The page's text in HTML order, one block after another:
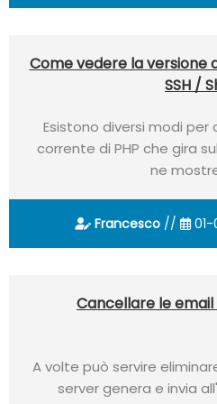
Come vedere la versione
SSH /
Esistono diversi modi per
corrente di PHP che gira
ne
Francesco// 01-
Cancellare le
A volte può servire
server genera e invia